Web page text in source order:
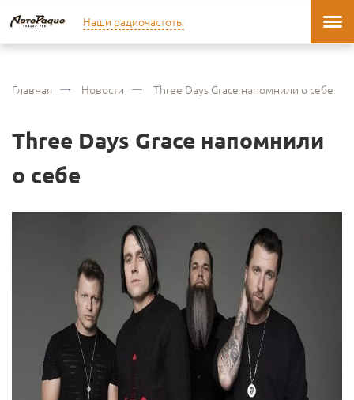
Наши радиочастоты
Главная Новости Three Days Grace напомнили о себе
Three Days Grace напомнили
о себе